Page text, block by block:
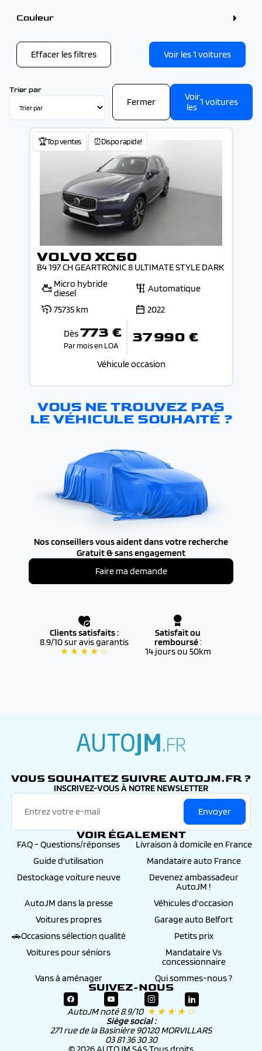
Couleur
Gris (1)
Effacer les filtres
Voir les1 voitures
Trier par
Fermer
Voir
les 1 voitures
🏆Top ventes ⏰Dispo rapide!
VOLVO XC60
B4 197 CH GEARTRONIC 8 ULTIMATE STYLE DARK
Micro hybride
diesel
Automatique
75735 km
2022
Dès773 €
Par mois en LOA 37 990 €
Véhicule occasion
VOUS NE TROUVEZ PAS
LE VÉHICULE SOUHAITÉ ?
Nos conseillers vous aident dans votre recherche
Gratuit & sans engagement
Faire ma demande
Clients satisfaits :
8.9/10 sur avis garantis
★ ★ ★ ★ ☆
Satisfait ou
remboursé:
14 jours ou 50km
VOUS SOUHAITEZ SUIVRE AUTOJM.FR ?
INSCRIVEZ-VOUS À NOTRE NEWSLETTER
Envoyer
VOIR ÉGALEMENT
FAQ - Questions/réponses
Livraison à domicile en France
Guide d'utilisation
Mandataire auto France
Destockage voiture neuve
Devenez ambassadeur
AutoJM !
AutoJM dans la presse
Véhicules d'occasion
Voitures propres
Garage auto Belfort
🚗Occasions sélection qualité
Petits prix
Voitures pour séniors
Mandataire Vs
concessionnaire
Vans à aménager
Qui sommes-nous ?
SUIVEZ-NOUS
AutoJM noté 8.9/10 ★ ★ ★ ★ ☆
Siège social :
271 rue de la Basinière 90120 MORVILLARS
03 81 36 30 30